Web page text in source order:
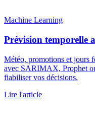
Machine Learning
Prévision temporelle
Météo, promotions et jours
avec SARIMAX, Prophet
fiabiliser vos décisions.
Lire l'article